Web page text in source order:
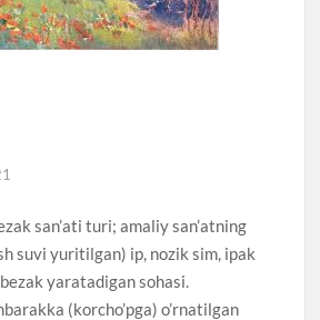
san’ati turi; amaliy san’atning
suvi yuritilgan) ip, nozik sim, ipak
yaratadigan sohasi.
(korcho’pga) o’rnatilgan